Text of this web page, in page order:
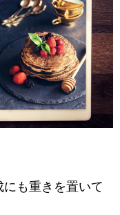
も重きを置いて